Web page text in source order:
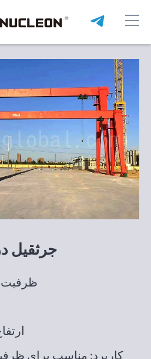
جرثقیل
ظرفیت
ارتفاع
کاربرد: مناسب برای